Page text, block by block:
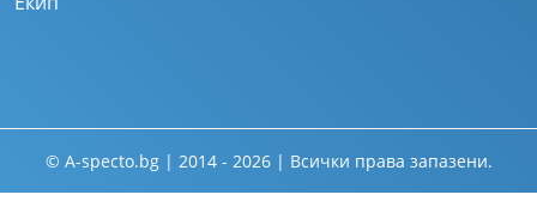
© A-specto.bg | 2014 - 2026 | Всички права запазени.